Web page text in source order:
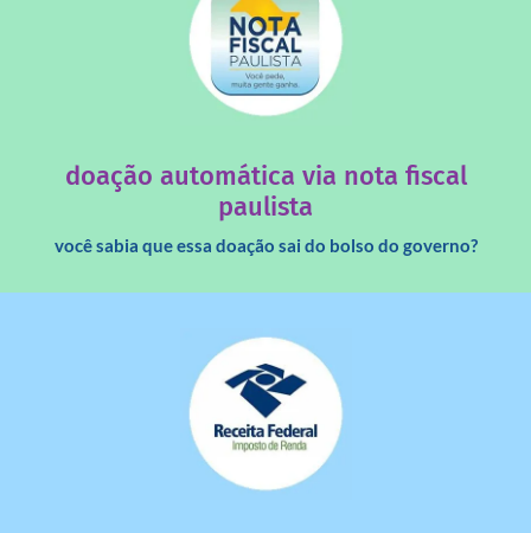
doação automática via nota fiscal
paulista
você sabia que essa doação sai do bolso do governo?
saiba mais
dinheiro deixa de ir para o governo?
saiba mais